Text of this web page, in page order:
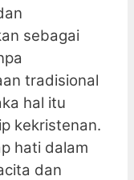
sebagai
tradisional
hal itu
kekristenan.
hati dalam
dan